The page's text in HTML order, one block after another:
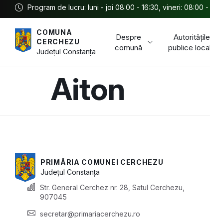
Program de lucru: luni - joi 08:00 - 16:30, vineri: 08:00 -
COMUNA
CERCHEZU
JudețulConstanța
Despre
comună
Autoritățile
publice
Aiton
PRIMĂRIA COMUNEI CERCHEZU
JudețulConstanța
Str. General Cerchez nr. 28, Satul Cerchezu,
907045
secretar@primariacerchezu.ro